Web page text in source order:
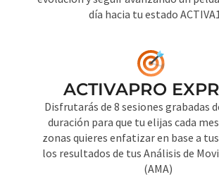
día hacia tu estado
ACTIVAPRO
Disfrutarás de 8 sesiones grabadas
duración para que tu elijas cada
zonas quieres enfatizar en base a
los resultados de tus Análisis de
(AMA)